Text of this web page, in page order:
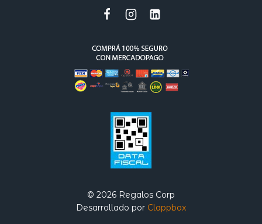
© 2026 Regalos Corp
Desarrollado por Clappbox